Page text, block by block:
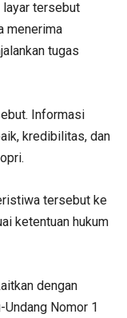
layar tersebut
menerima
tugas
Informasi
kredibilitas, dan
tersebut ke
ketentuan hukum
dengan
Nomor 1